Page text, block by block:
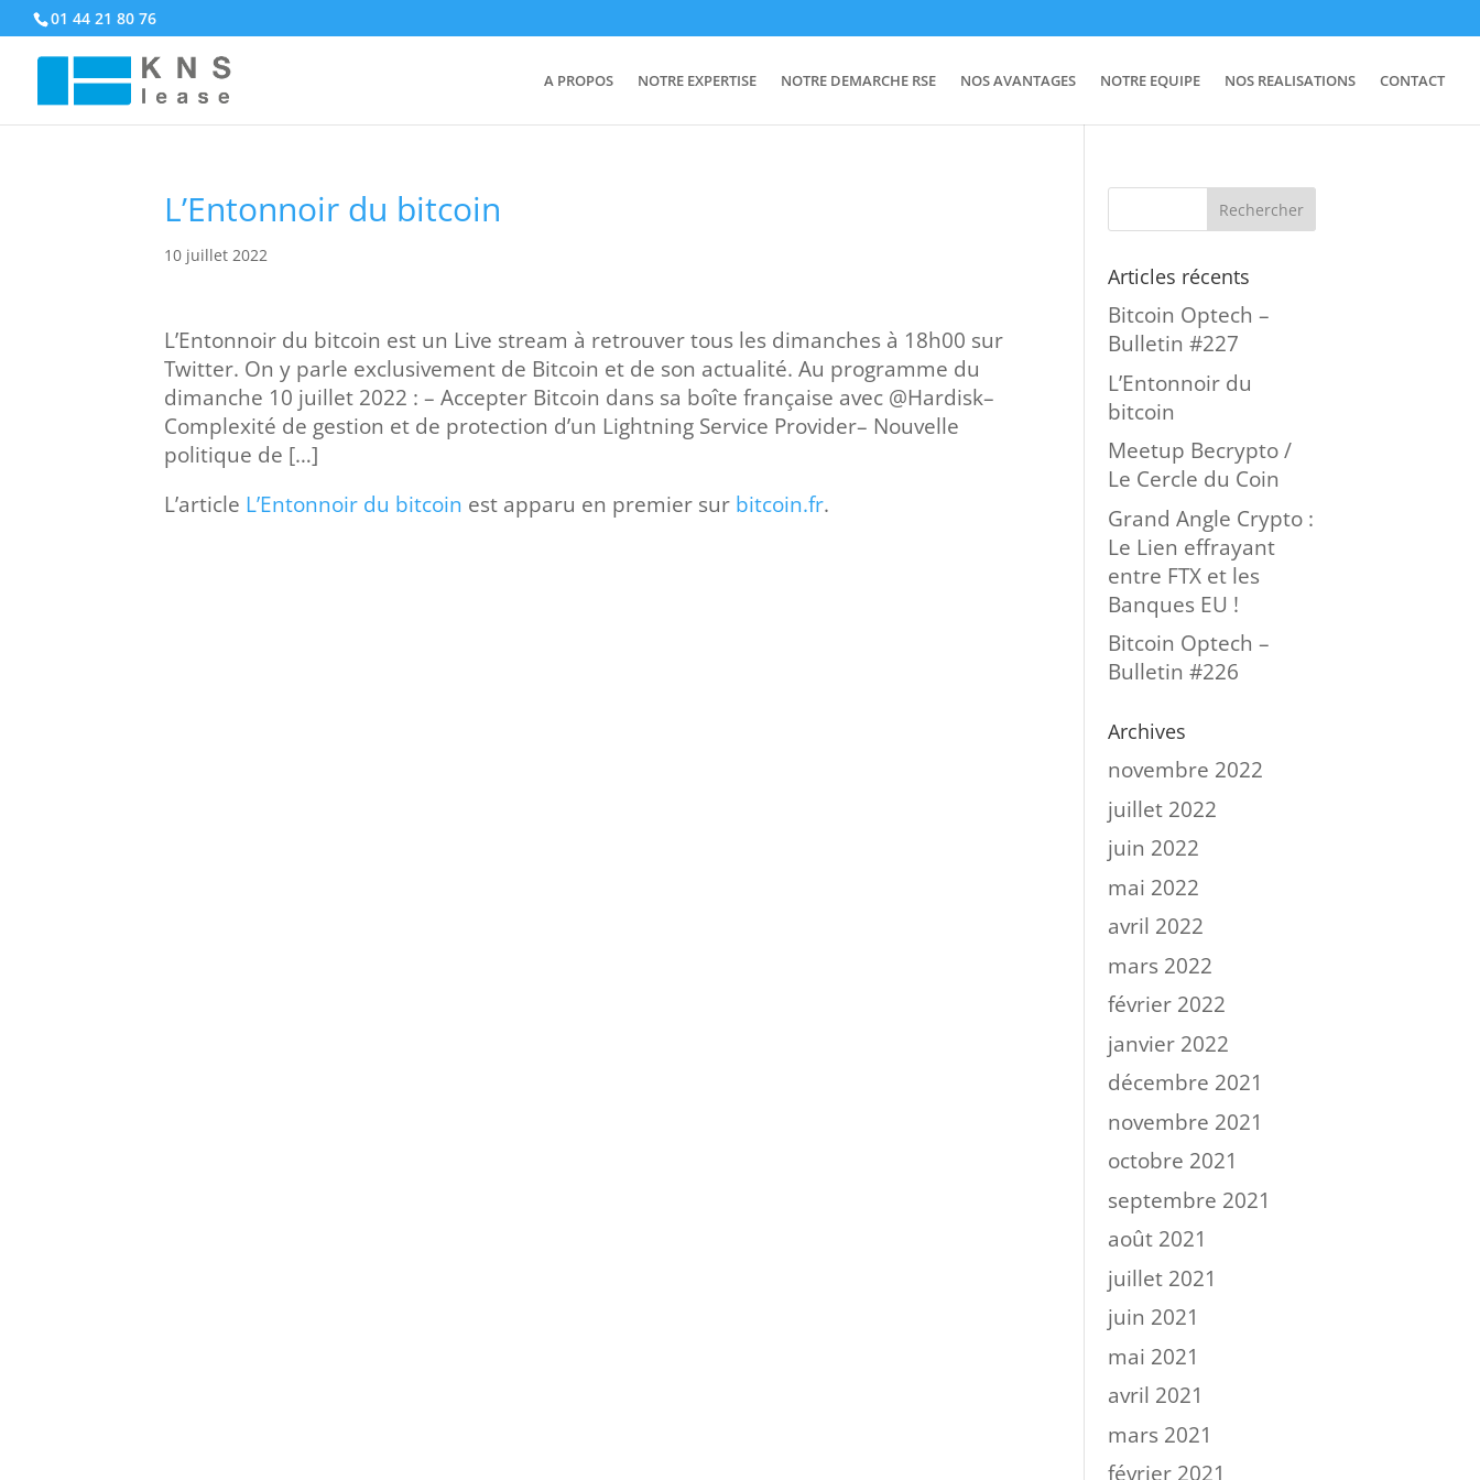
01 44 21 80 76
A PROPOS NOTRE EXPERTISE NOTRE DEMARCHE RSE NOS AVANTAGES NOTRE EQUIPE NOS REALISATIONS CONTACT
L’Entonnoir du bitcoin
10 juillet 2022
L’Entonnoir du bitcoin est un Live stream à retrouver tous les dimanches à 18h00 sur
Twitter. On y parle exclusivement de Bitcoin et de son actualité. Au programme du
dimanche 10 juillet 2022 : – Accepter Bitcoin dans sa boîte française avec @Hardisk–
Complexité de gestion et de protection d’un Lightning Service Provider– Nouvelle
politique de […]
L’article L’Entonnoir du bitcoin est apparu en premier sur bitcoin.fr.
Articles récents
Bitcoin Optech –
Bulletin #227
L’Entonnoir du
bitcoin
Meetup Becrypto /
Le Cercle du Coin
Grand Angle Crypto :
Le Lien effrayant
entre FTX et les
Banques EU !
Bitcoin Optech –
Bulletin #226
Archives
novembre 2022
juillet 2022
juin 2022
mai 2022
avril 2022
mars 2022
février 2022
janvier 2022
décembre 2021
novembre 2021
octobre 2021
septembre 2021
août 2021
juillet 2021
juin 2021
mai 2021
avril 2021
mars 2021
février 2021